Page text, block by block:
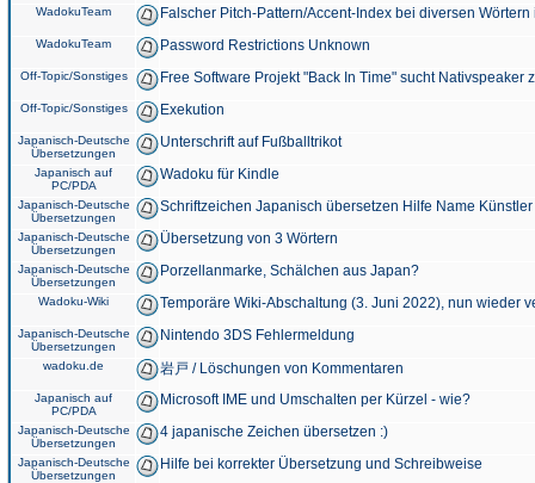
WadokuTeam Falscher Pitch-Pattern/Accent-Index bei diversen
WadokuTeam Password Restrictions Unknown
Off-Topic/Sonstiges Free Software Projekt "Back In Time" sucht Nativspeaker
Off-Topic/Sonstiges Exekution
Japanisch-Deutsche
Übersetzungen
Unterschrift auf Fußballtrikot
Japanisch auf
PC/PDA
Wadoku für Kindle
Japanisch-Deutsche
Übersetzungen
Schriftzeichen Japanisch übersetzen Hilfe Name
Japanisch-Deutsche
Übersetzungen
Übersetzung von 3 Wörtern
Japanisch-Deutsche
Übersetzungen
Porzellanmarke, Schälchen aus Japan?
Wadoku-Wiki Temporäre Wiki-Abschaltung (3. Juni 2022), nun wieder
Japanisch-Deutsche
Übersetzungen
Nintendo 3DS Fehlermeldung
wadoku.de 岩戸 / Löschungen von Kommentaren
Japanisch auf
PC/PDA
Microsoft IME und Umschalten per Kürzel - wie?
Japanisch-Deutsche
Übersetzungen
4 japanische Zeichen übersetzen :)
Japanisch-Deutsche
Übersetzungen
Hilfe bei korrekter Übersetzung und Schreibweise